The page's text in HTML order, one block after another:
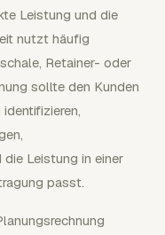
Leistung und die
nutzt häufig
Retainer- oder
sollte den Kunden
Leistung in einer
passt.